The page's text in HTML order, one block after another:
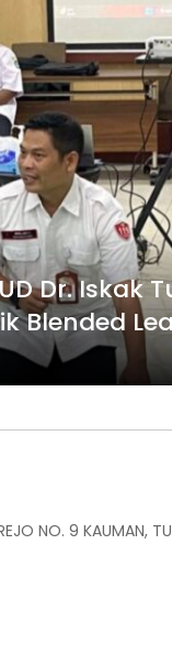
Dr. Iskak
Blended
NO. 9 KAUMAN,